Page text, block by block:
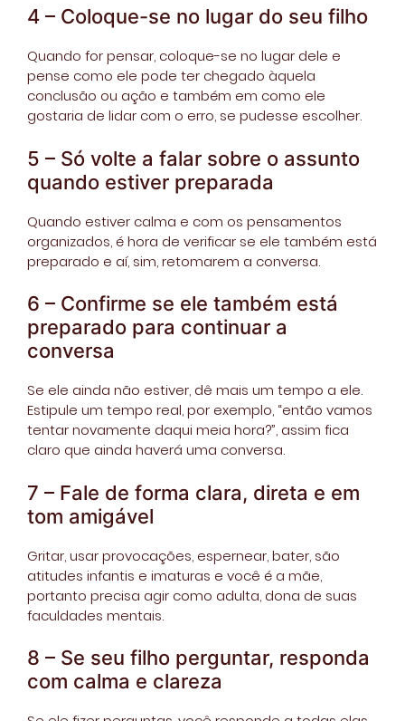
4 – Coloque-se no lugar do seu filho
Quando for pensar, coloque-se no lugar dele e
pense como ele pode ter chegado àquela
conclusão ou ação e também em como ele
gostaria de lidar com o erro, se pudesse escolher.
5 – Só volte a falar sobre o assunto
quando estiver preparada
Quando estiver calma e com os pensamentos
organizados, é hora de verificar se ele também está
preparado e aí, sim, retomarem a conversa.
6 – Confirme se ele também está
preparado para continuar a
conversa
Se ele ainda não estiver, dê mais um tempo a ele.
Estipule um tempo real, por exemplo, “então vamos
tentar novamente daqui meia hora?”, assim fica
claro que ainda haverá uma conversa.
7 – Fale de forma clara, direta e em
tom amigável
Gritar, usar provocações, espernear, bater, são
atitudes infantis e imaturas e você é a mãe,
portanto precisa agir como adulta, dona de suas
faculdades mentais.
8 – Se seu filho perguntar, responda
com calma e clareza